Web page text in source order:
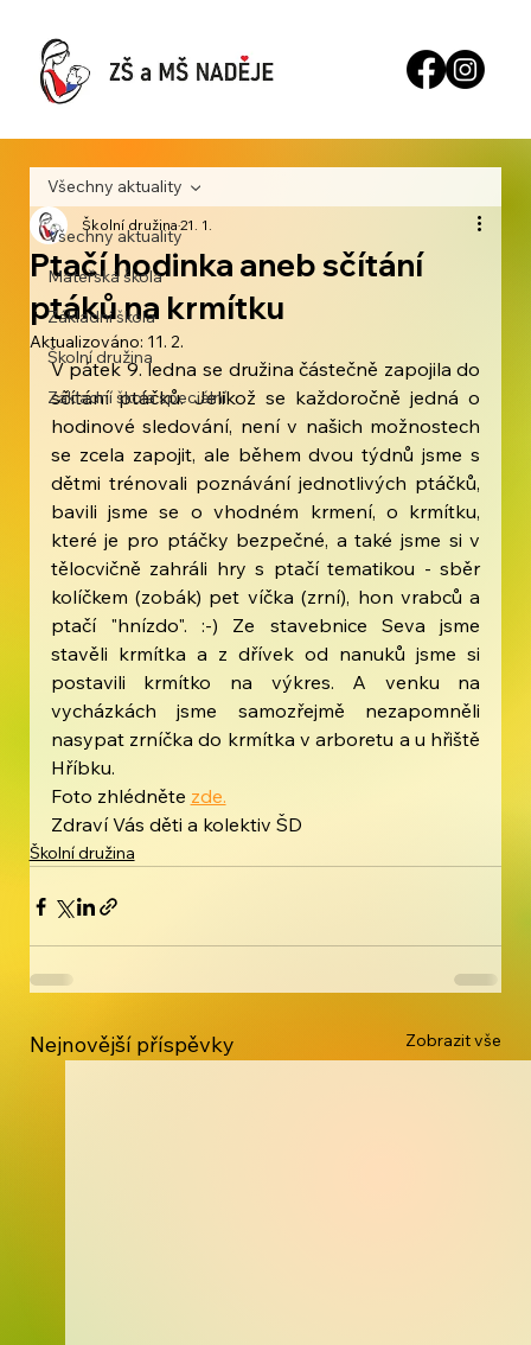
Všechny aktuality
Mateřská škola
Základní škola
Školní družina
Základní škola speciální
Všechny aktuality
Ptačí hodinka aneb sčítání
ptáků na krmítku
Školní družina21. 1.
Aktualizováno: 11. 2.
V pátek 9. ledna se družina částečně zapojila do
sčítání ptáčků. Jelikož se každoročně jedná o
hodinové sledování, není v našich možnostech
se zcela zapojit, ale během dvou týdnů jsme s
dětmi trénovali poznávání jednotlivých ptáčků,
bavili jsme se o vhodném krmení, o krmítku,
které je pro ptáčky bezpečné, a také jsme si v
tělocvičně zahráli hry s ptačí tematikou - sběr
kolíčkem (zobák) pet víčka (zrní), hon vrabců a
ptačí "hnízdo". :-) Ze stavebnice Seva jsme
stavěli krmítka a z dřívek od nanuků jsme si
postavili krmítko na výkres. A venku na
vycházkách jsme samozřejmě nezapomněli
nasypat zrníčka do krmítka v arboretu a u hřiště
Hříbku.
Foto zhlédněte zde.
Zdraví Vás děti a kolektiv ŠD
Školní družina
Nejnovější příspěvky Zobrazit vše